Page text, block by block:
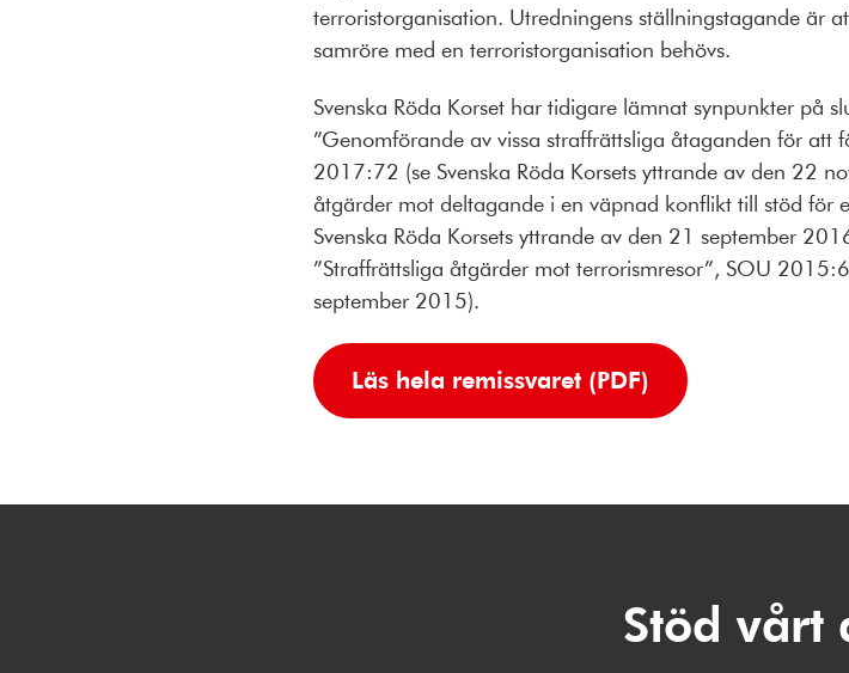
terroristorganisation. Utredningens ställningstagande är
samröre med en terroristorganisation behövs.
Svenska Röda Korset har tidigare lämnat synpunkter på
”Genomförande av vissa straffrättsliga åtaganden för att
2017:72 (se Svenska Röda Korsets yttrande av den 22
åtgärder mot deltagande i en väpnad konflikt till stöd för
Svenska Röda Korsets yttrande av den 21 september
”Straffrättsliga åtgärder mot terrorismresor”, SOU
september 2015).
Läs hela remissvaret (PDF)
Stöd vårt